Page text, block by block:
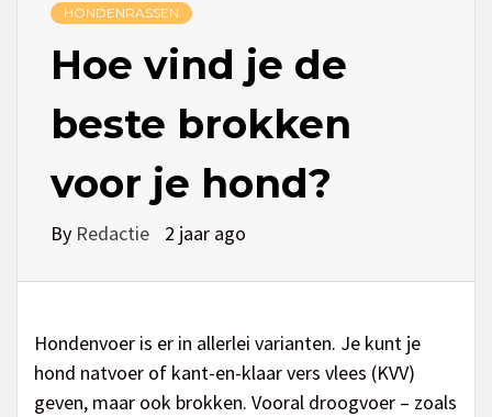
HONDENRASSEN
Hoe vind je de
beste brokken
voor je hond?
By Redactie 2 jaar ago
Hondenvoer is er in allerlei varianten. Je kunt je
hond natvoer of kant-en-klaar vers vlees (KVV)
geven, maar ook brokken. Vooral droogvoer – zoals